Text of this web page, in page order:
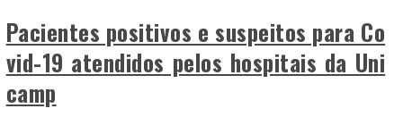
Pacientes positivos e suspeitos para Co
vid-19 atendidos pelos hospitais da Uni
camp